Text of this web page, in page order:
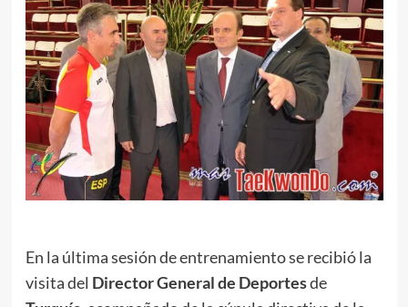
En la última sesión de entrenamiento se recibió la
visita del Director General de Deportesde